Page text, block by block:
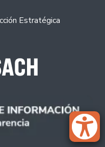
Estratégica